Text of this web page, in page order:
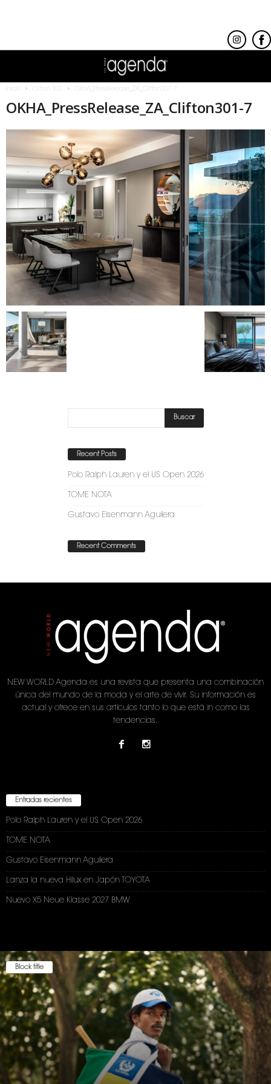
Clifton 301 OKHA_PressRelease_ZA_Clifton301-7
OKHA_PressRelease_ZA_Clifton301-7
Recent Posts
Polo Ralph Lauren y el US Open 2026
TOME NOTA
Gustavo Eisenmann Aguilera
Recent Comments
NEW WORLD Agenda es una revista que presenta una combinación
única del mundo de la moda y el arte de vivir. Su información es
actual y ofrece en sus artículos tanto lo que está in como las
tendencias.
Entradas recientes
Polo Ralph Lauren y el US Open 2026
TOME NOTA
Gustavo Eisenmann Aguilera
Lanza la nueva Hilux en Japón TOYOTA
Nuevo X5 Neue Klasse 2027 BMW
Block title